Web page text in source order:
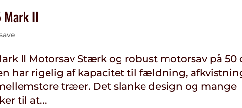
Mark II
II Motorsav Stærk og robust motorsav på 50
har rigelig af kapacitet til fældning,
træer. Det slanke design og mange
til at...